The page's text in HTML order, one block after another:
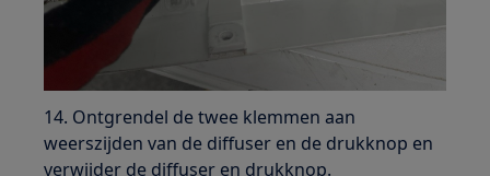
14. Ontgrendel de twee klemmen aan
weerszijden van de diffuser en de drukknop en
verwijder de diffuser en drukknop.